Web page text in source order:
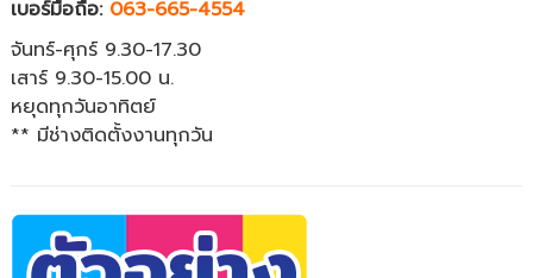
เบอร์มือถือ: 063-665-4554
จันทร์-ศุกร์ 9.30-17.30
เสาร์ 9.30-15.00 น.
หยุดทุกวันอาทิตย์
** มีช่างติดตั้งงานทุกวัน